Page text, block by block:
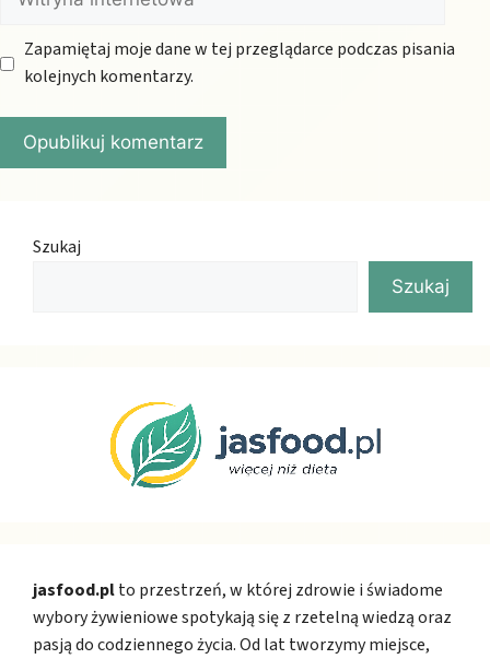
internetowa
Zapamiętaj moje dane w tej przeglądarce podczas pisania
kolejnych komentarzy.
Szukaj
Szukaj
jasfood.plto przestrzeń, w której zdrowie i świadome
wybory żywieniowe spotykają się z rzetelną wiedzą oraz
pasją do codziennego życia. Od lat tworzymy miejsce,